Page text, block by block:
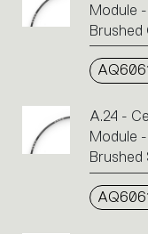
Module
Brushed
A.24 -
Module
Brushed